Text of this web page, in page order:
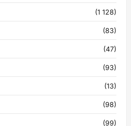
(1 128)
(83)
(47)
(93)
(13)
(98)
(99)